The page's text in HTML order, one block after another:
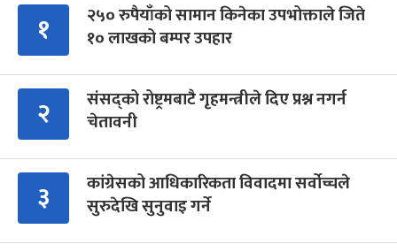
१
२५० रुपैयाँको सामान किनेका उपभोक्ताले जिते
१० लाखको बम्पर उपहार
२
संसद्को रोष्ट्रमबाटै गृहमन्त्रीले दिए प्रश्न नगर्न
चेतावनी
३
कांग्रेसको आधिकारिकता विवादमा सर्वोच्चले
सुरुदेखि सुनुवाइ गर्ने